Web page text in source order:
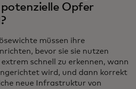
Opfer
müssen ihre
bevor sie sie nutzen
schnell zu erkennen, wann
wird, und dann korrekt
neue Infrastruktur von